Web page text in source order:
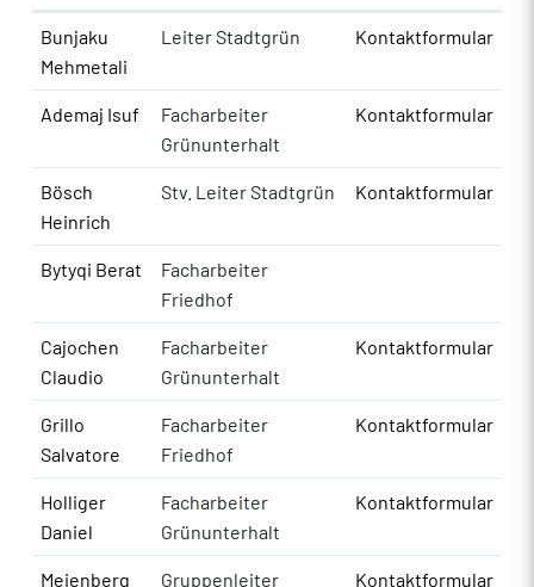
Bunjaku
Mehmetali
Leiter Stadtgrün Kontaktformular
Ademaj Isuf
Facharbeiter
Grünunterhalt
Kontaktformular
Bösch
Heinrich
Stv. Leiter Stadtgrün Kontaktformular
Bytyqi Berat
Facharbeiter
Friedhof
Cajochen
Claudio
Facharbeiter
Grünunterhalt
Kontaktformular
Grillo
Salvatore
Facharbeiter
Friedhof
Kontaktformular
Holliger
Daniel
Facharbeiter
Grünunterhalt
Kontaktformular
Meienberg Gruppenleiter Kontaktformular